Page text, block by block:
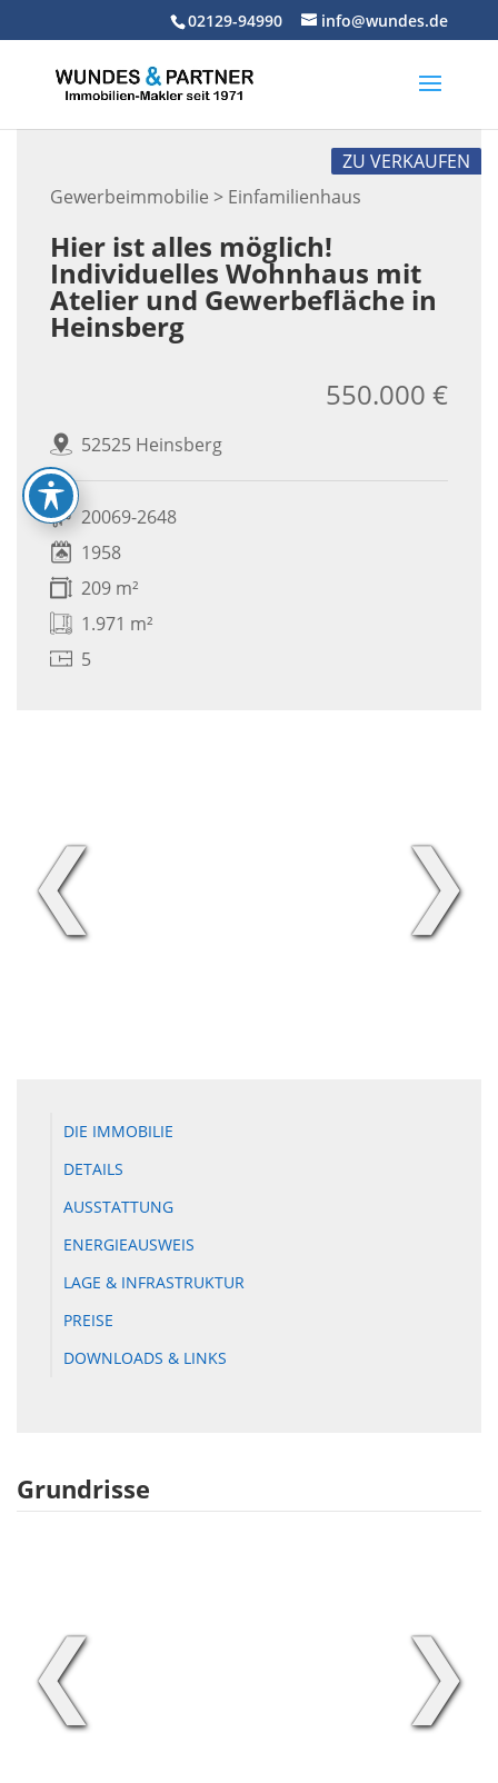
02129-94990 info@wundes.de
Gewerbeimmobilie > Einfamilienhaus
ZU VERKAUFEN
Hier ist alles möglich!
Individuelles Wohnhaus mit
Atelier und Gewerbefläche in
Heinsberg
52525 Heinsberg
550.000 €
20069-2648
1958
209 m²
1.971 m²
5
❮ ❯
DIE IMMOBILIE
DETAILS
AUSSTATTUNG
ENERGIEAUSWEIS
LAGE & INFRASTRUKTUR
PREISE
DOWNLOADS & LINKS
Grundrisse
❮ ❯